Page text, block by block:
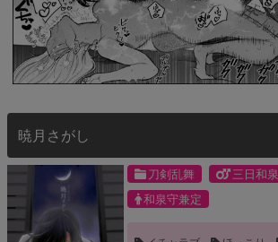
暁月さがし
刀剣乱舞 三日和泉
和泉守兼定